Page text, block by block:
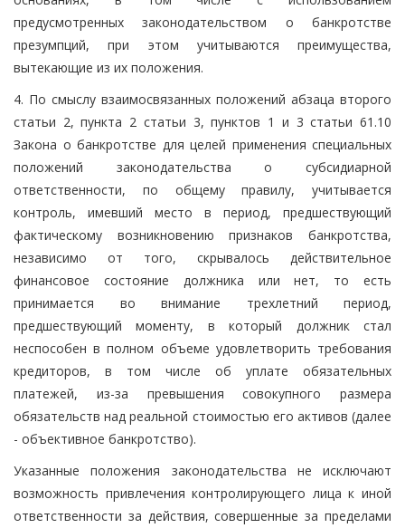
предусмотренных законодательством о банкротстве
презумпций, при этом учитываются преимущества,
вытекающие из их положения.
4. По смыслу взаимосвязанных положений абзаца второго
статьи 2, пункта 2 статьи 3, пунктов 1 и 3 статьи 61.10
Закона о банкротстве для целей применения специальных
положений законодательства о субсидиарной
ответственности, по общему правилу, учитывается
контроль, имевший место в период, предшествующий
фактическому возникновению признаков банкротства,
независимо от того, скрывалось действительное
финансовое состояние должника или нет, то есть
принимается во внимание трехлетний период,
предшествующий моменту, в который должник стал
неспособен в полном объеме удовлетворить требования
кредиторов, в том числе об уплате обязательных
платежей, из-за превышения совокупного размера
обязательств над реальной стоимостью его активов (далее
- объективное банкротство).
Указанные положения законодательства не исключают
возможность привлечения контролирующего лица к иной
ответственности за действия, совершенные за пределами